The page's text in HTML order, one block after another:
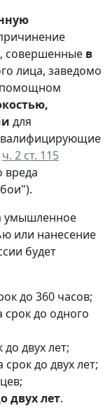
, совершенные в
лица, заведомо
для
ч. 2 ст. 115
вреда
умышленное
или нанесение
будет
до 360 часов;
до одного
двух лет;
до двух лет;
двух лет.